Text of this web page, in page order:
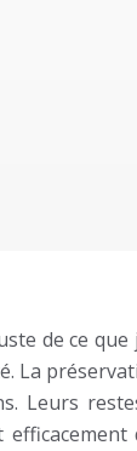
de ce
La
Leurs